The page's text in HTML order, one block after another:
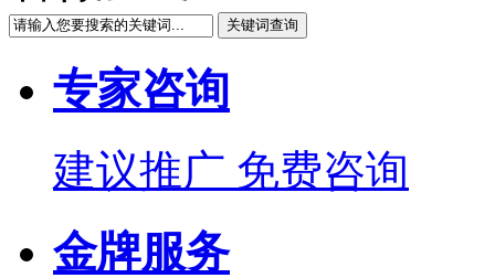
关键词查询
专家咨询
建议推广 免费咨询
金牌服务